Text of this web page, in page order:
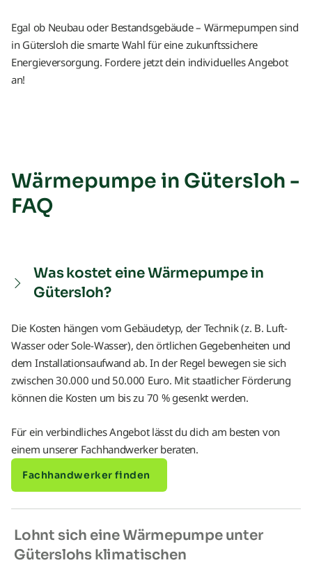
Egal ob Neubau oder Bestandsgebäude – Wärmepumpen sind
in Gütersloh die smarte Wahl für eine zukunftssichere
Energieversorgung. Fordere jetzt dein individuelles Angebot
an!
Wärmepumpe in Gütersloh -
FAQ
Was kostet eine Wärmepumpe in
Gütersloh?
Die Kosten hängen vom Gebäudetyp, der Technik (z. B. Luft-
Wasser oder Sole-Wasser), den örtlichen Gegebenheiten und
dem Installationsaufwand ab. In der Regel bewegen sie sich
zwischen 30.000 und 50.000 Euro. Mit staatlicher Förderung
können die Kosten um bis zu 70 % gesenkt werden.
Für ein verbindliches Angebot lässt du dich am besten von
einem unserer Fachhandwerker beraten.
Fachhandwerker finden
Lohnt sich eine Wärmepumpe unter
Güterslohs klimatischen